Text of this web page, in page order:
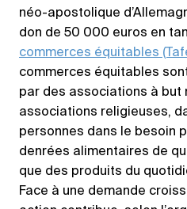
néo-apostolique
don de 50 000 euros en
commerces équitables
commerces équitables
par des associations à but
associations religieuses,
personnes dans le besoin
denrées alimentaires de
que des produits du
Face à une demande